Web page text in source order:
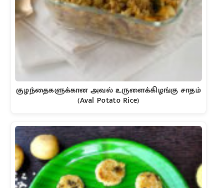
குழந்தைகளுக்கான அவல் உருளைக்கிழங்கு சாதம்
(Aval Potato Rice)